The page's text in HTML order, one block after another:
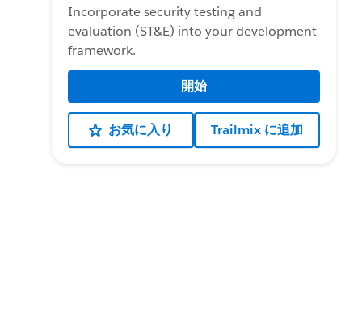
Incorporate security testing and
evaluation (ST&E) into your development
framework.
開始
お気に入り Trailmix に追加